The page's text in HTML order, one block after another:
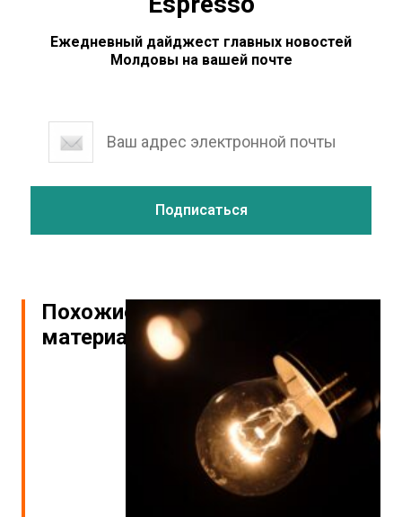
Ежедневный дайджест главных новостей
Молдовы на вашей почте
Похожие
материалы